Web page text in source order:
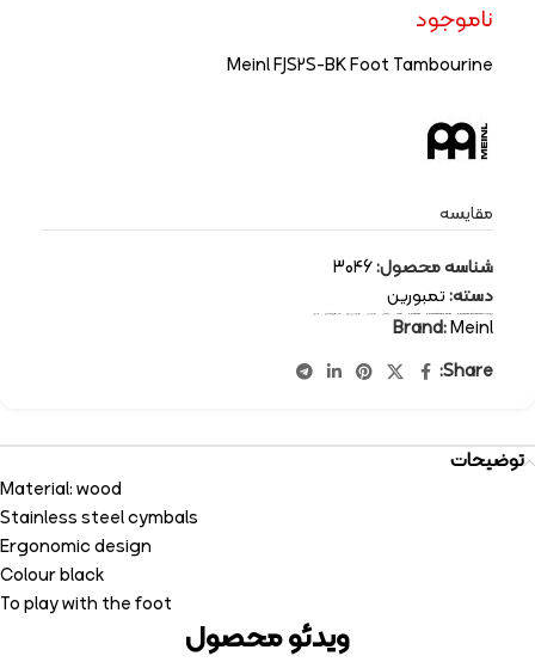
ناموجود
Meinl FJS2S-BK Foot Tambourine
مقایسه
شناسه محصول:3046
دسته:تمبورین
برچسب: Meinl percussion percussion tambourine percussion-instruments پرکاشن تمبورین تمبورین پایی سازهای کوبه ای مینل
Brand:Meinl
Share:
توضیحات
Material: wood
Stainless steel cymbals
Ergonomic design
Colour black
To play with the foot
ویدئو محصول